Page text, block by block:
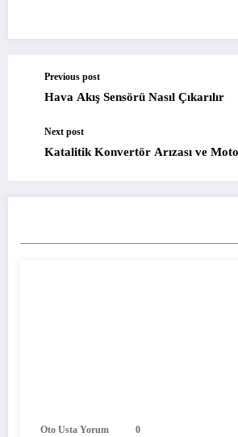
Previous post
Hava Akış Sensörü Nasıl Çıkarılır
Next post
Katalitik Konvertör Arızası ve
Oto Usta Yorum 0